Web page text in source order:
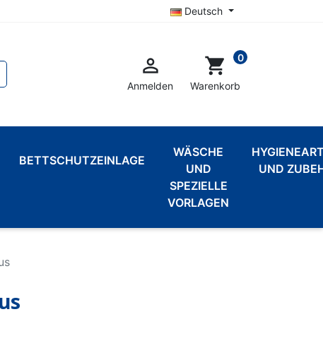
Deutsch

Anmelden
shopping_cart 0
Warenkorb
BETTSCHUTZEINLAGE
WÄSCHE
UND
SPEZIELLE
VORLAGEN
UND